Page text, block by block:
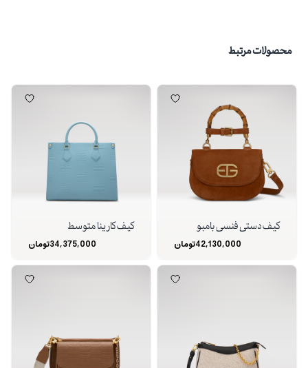
محصولات مرتبط
کیف دستی فنسی بامبو
42,130,000تومان
کیف کارینا متوسط
34,375,000تومان